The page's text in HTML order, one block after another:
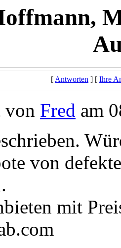
[Antworten ] [ Ihre
von Fred am
von
mit